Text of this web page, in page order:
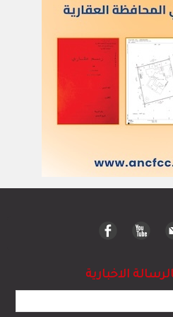
للتوصل بآخر الأخبار
بنا
في العلم
أركان